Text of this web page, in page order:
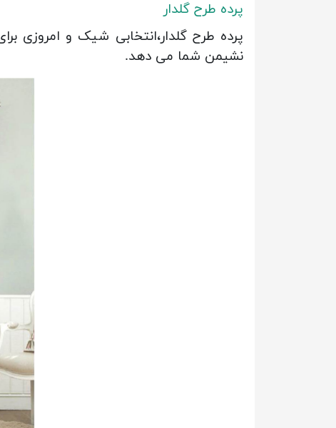
پرده طرح گلدار
پرده طرح گلدار،انتخابی شیک و امروزی
نشیمن شما می دهد.